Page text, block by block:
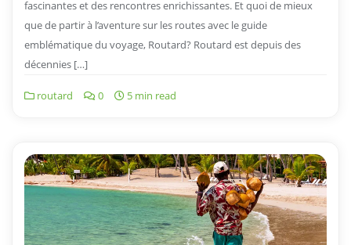
fascinantes et des rencontres enrichissantes. Et quoi de mieux
que de partir à l’aventure sur les routes avec le guide
emblématique du voyage, Routard? Routard est depuis des
décennies […]
routard 0 5 min read